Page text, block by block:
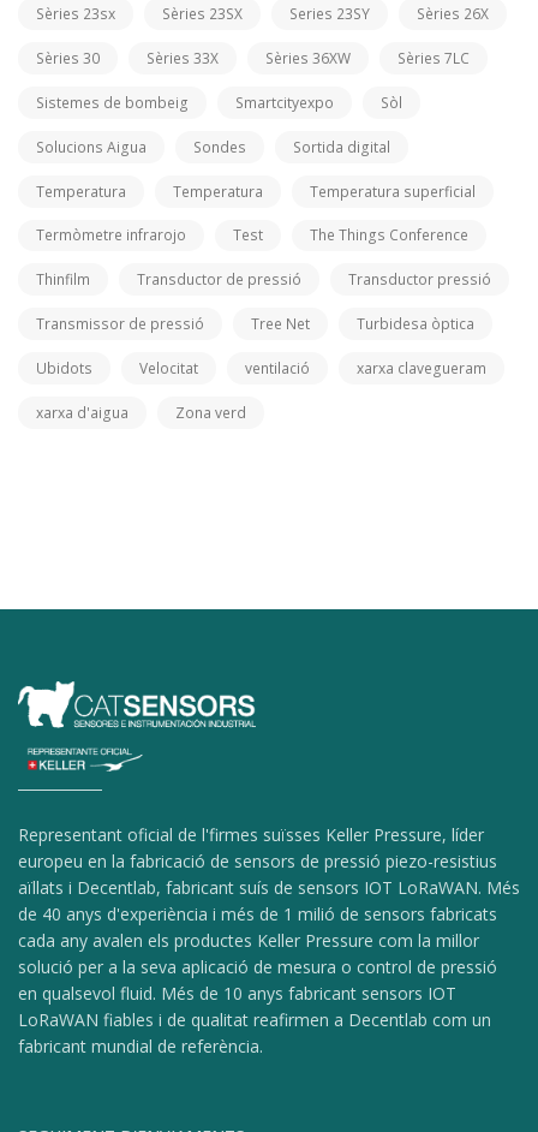
Sèries 23sx Sèries 23SX Series 23SY Sèries 26X
Sèries 30 Sèries 33X Sèries 36XW Sèries 7LC
Sistemes de bombeig Smartcityexpo Sòl
Solucions Aigua Sondes Sortida digital
Temperatura Temperatura Temperatura superficial
Termòmetre infrarojo Test The Things Conference
Thinfilm Transductor de pressió Transductor pressió
Transmissor de pressió Tree Net Turbidesa òptica
Ubidots Velocitat ventilació xarxa clavegueram
xarxa d'aigua Zona verd
Representant oficial de l'firmes suïsses Keller Pressure, líder
europeu en la fabricació de sensors de pressió piezo-resistius
aïllats i Decentlab, fabricant suís de sensors IOT LoRaWAN. Més
de 40 anys d'experiència i més de 1 milió de sensors fabricats
cada any avalen els productes Keller Pressure com la millor
solució per a la seva aplicació de mesura o control de pressió
en qualsevol fluid. Més de 10 anys fabricant sensors IOT
LoRaWAN fiables i de qualitat reafirmen a Decentlab com un
fabricant mundial de referència.